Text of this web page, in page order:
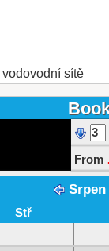
vodovodní sítě
From
Srpen
Stř